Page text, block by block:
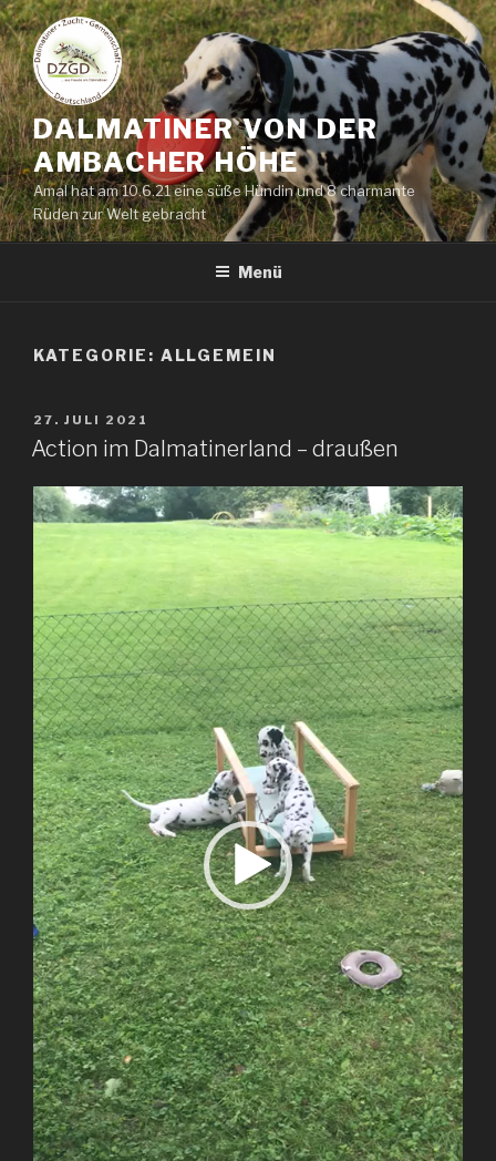
Zum
Inhalt
springen
DALMATINER VON DER
AMBACHER HÖHE
Amal hat am 10.6.21 eine süße Hündin und 8 charmante
Rüden zur Welt gebracht
Menü
KATEGORIE: ALLGEMEIN
VERÖFFENTLICHT
AM
27. JULI 2021
Action im Dalmatinerland – draußen
Video-
Player